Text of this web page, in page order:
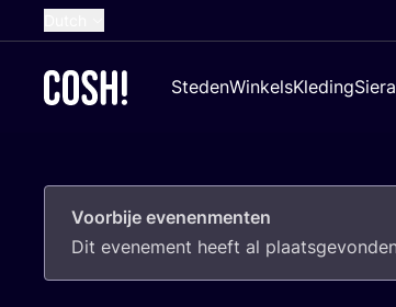
French
German
Croatian
StedenWinkelsKleding
Voorbije evenenmenten
Dit eve­ne­ment heeft al